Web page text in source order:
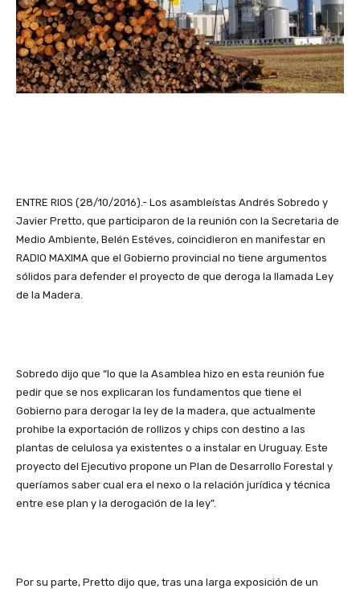
ENTRE RIOS (28/10/2016).- Los asambleístas Andrés Sobredo y
Javier Pretto, que participaron de la reunión con la Secretaria de
Medio Ambiente, Belén Estéves, coincidieron en manifestar en
RADIO MAXIMA que el Gobierno provincial no tiene argumentos
sólidos para defender el proyecto de que deroga la llamada Ley
de la Madera.
Sobredo dijo que “lo que la Asamblea hizo en esta reunión fue
pedir que se nos explicaran los fundamentos que tiene el
Gobierno para derogar la ley de la madera, que actualmente
prohibe la exportación de rollizos y chips con destino a las
plantas de celulosa ya existentes o a instalar en Uruguay. Este
proyecto del Ejecutivo propone un Plan de Desarrollo Forestal y
queríamos saber cual era el nexo o la relación jurídica y técnica
entre ese plan y la derogación de la ley”.
Por su parte, Pretto dijo que, tras una larga exposición de un